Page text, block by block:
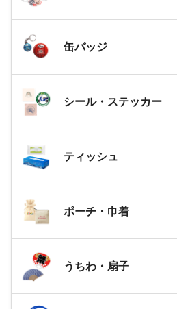
缶バッジ
シール・ステッカー
ティッシュ
ポーチ・巾着
うちわ・扇子